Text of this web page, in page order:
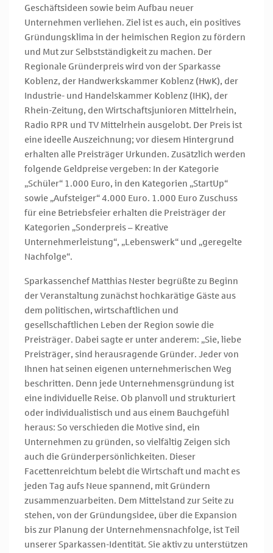
Geschäftsideen sowie beim Aufbau neuer
Unternehmen verliehen. Ziel ist es auch, ein positives
Gründungsklima in der heimischen Region zu fördern
und Mut zur Selbstständigkeit zu machen. Der
Regionale Gründerpreis wird von der Sparkasse
Koblenz, der Handwerkskammer Koblenz (HwK), der
Industrie- und Handelskammer Koblenz (IHK), der
Rhein-Zeitung, den Wirtschaftsjunioren Mittelrhein,
Radio RPR und TV Mittelrhein ausgelobt. Der Preis ist
eine ideelle Auszeichnung; vor diesem Hintergrund
erhalten alle Preisträger Urkunden. Zusätzlich werden
folgende Geldpreise vergeben: In der Kategorie
„Schüler“ 1.000 Euro, in den Kategorien „StartUp“
sowie „Aufsteiger“ 4.000 Euro. 1.000 Euro Zuschuss
für eine Betriebsfeier erhalten die Preisträger der
Kategorien „Sonderpreis – Kreative
Unternehmerleistung“, „Lebenswerk“ und „geregelte
Nachfolge“.
Sparkassenchef Matthias Nester begrüßte zu Beginn
der Veranstaltung zunächst hochkarätige Gäste aus
dem politischen, wirtschaftlichen und
gesellschaftlichen Leben der Region sowie die
Preisträger. Dabei sagte er unter anderem: „Sie, liebe
Preisträger, sind herausragende Gründer. Jeder von
Ihnen hat seinen eigenen unternehmerischen Weg
beschritten. Denn jede Unternehmensgründung ist
eine individuelle Reise. Ob planvoll und strukturiert
oder individualistisch und aus einem Bauchgefühl
heraus: So verschieden die Motive sind, ein
Unternehmen zu gründen, so vielfältig Zeigen sich
auch die Gründerpersönlichkeiten. Dieser
Facettenreichtum belebt die Wirtschaft und macht es
jeden Tag aufs Neue spannend, mit Gründern
zusammenzuarbeiten. Dem Mittelstand zur Seite zu
stehen, von der Gründungsidee, über die Expansion
bis zur Planung der Unternehmensnachfolge, ist Teil
unserer Sparkassen-Identität. Sie aktiv zu unterstützen